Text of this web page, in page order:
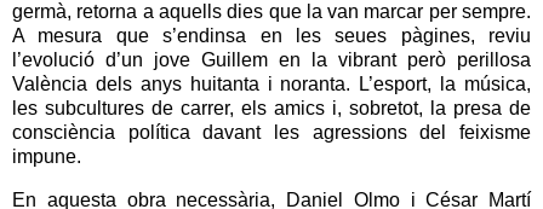
germà, retorna a aquells dies que la van marcar per sempre.
A mesura que s’endinsa en les seues pàgines, reviu
l’evolució d’un jove Guillem en la vibrant però perillosa
València dels anys huitanta i noranta. L’esport, la música,
les subcultures de carrer, els amics i, sobretot, la presa de
consciència política davant les agressions del feixisme
impune.
En aquesta obra necessària, Daniel Olmo i César Martí